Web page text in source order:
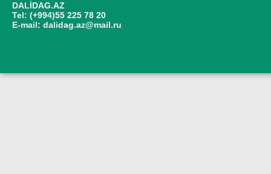
DALİDAG.AZ
Tel: (+994)55 225 78 20
E-mail: dalidag.az@mail.ru